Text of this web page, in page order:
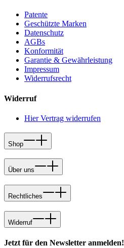
Patente
Geschützte Marken
Datenschutz
AGBs
Konformität
Garantie & Gewährleistung
Impressum
Widerrufsrecht
Widerruf
Hier Vertrag widerrufen
Shop
Über uns
Rechtliches
Widerruf
Jetzt für den Newsletter anmelden!